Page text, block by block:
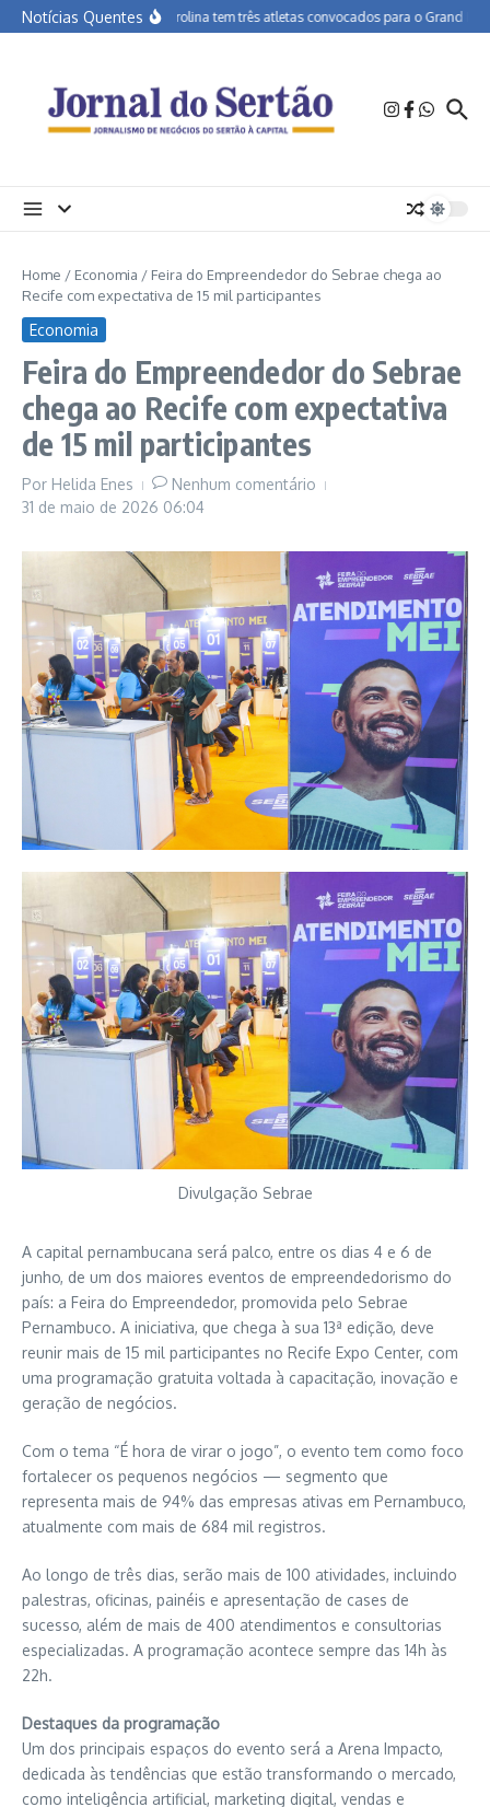
Ir para o conteúdo
Notícias QuentesAPA Petrolina tem três atletas convocados para o Grand Prix
Home / Economia / Feira do Empreendedor do Sebrae chega ao
Recife com expectativa de 15 mil participantes
Economia
Feira do Empreendedor do Sebrae
chega ao Recife com expectativa
de 15 mil participantes
Por Helida Enes
Nenhum comentário
31 de maio de 2026 06:04
Divulgação Sebrae
A capital pernambucana será palco, entre os dias 4 e 6 de
junho, de um dos maiores eventos de empreendedorismo do
país: a Feira do Empreendedor, promovida pelo Sebrae
Pernambuco. A iniciativa, que chega à sua 13ª edição, deve
reunir mais de 15 mil participantes no Recife Expo Center, com
uma programação gratuita voltada à capacitação, inovação e
geração de negócios.
Com o tema “É hora de virar o jogo”, o evento tem como foco
fortalecer os pequenos negócios — segmento que
representa mais de 94% das empresas ativas em Pernambuco,
atualmente com mais de 684 mil registros.
Ao longo de três dias, serão mais de 100 atividades, incluindo
palestras, oficinas, painéis e apresentação de cases de
sucesso, além de mais de 400 atendimentos e consultorias
especializadas. A programação acontece sempre das 14h às
22h.
Destaques da programação
Um dos principais espaços do evento será a Arena Impacto,
dedicada às tendências que estão transformando o mercado,
como inteligência artificial, marketing digital, vendas e